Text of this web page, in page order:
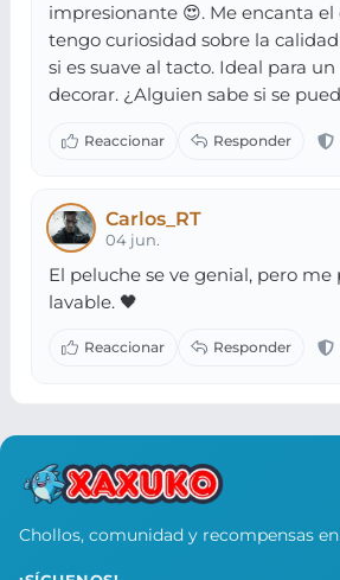
impresionante 😍. Me encanta el
tengo curiosidad sobre la
si es suave al tacto. Ideal para
decorar. ¿Alguien sabe si se
Carlos_RT
04 jun.
El peluche se ve genial, pero me
lavable. 🖤
Chollos, comunidad y recompensas